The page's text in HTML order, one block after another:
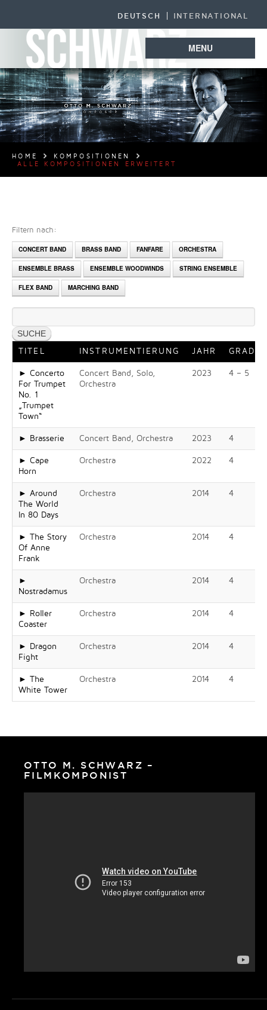
DEUTSCH INTERNATIONAL
MENU
HOME
KOMPOSITIONEN
ALLE KOMPOSITIONEN ERWEITERT
Filtern nach:
CONCERT BAND BRASS BAND FANFARE ORCHESTRA
ENSEMBLE BRASS ENSEMBLE WOODWINDS STRING ENSEMBLE
FLEX BAND MARCHING BAND
TITEL INSTRUMENTIERUNG JAHR GRAD
► Concerto
For Trumpet
No. 1
„Trumpet
Town“
Concert Band, Solo,
Orchestra
2023 4 – 5
► Brasserie Concert Band, Orchestra 2023 4
► Cape
Horn
Orchestra 2022 4
► Around
The World
In 80 Days
Orchestra 2014 4
► The Story
Of Anne
Frank
Orchestra 2014 4
►
Nostradamus
Orchestra 2014 4
► Roller
Coaster
Orchestra 2014 4
► Dragon
Fight
Orchestra 2014 4
► The
White Tower
Orchestra 2014 4
OTTO M. SCHWARZ –
FILMKOMPONIST